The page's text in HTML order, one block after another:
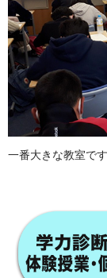
一番大きな教室で